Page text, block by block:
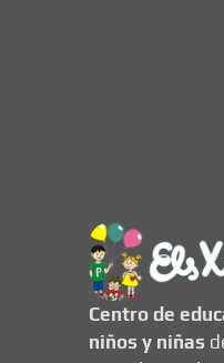
Centro de
niños y niñas